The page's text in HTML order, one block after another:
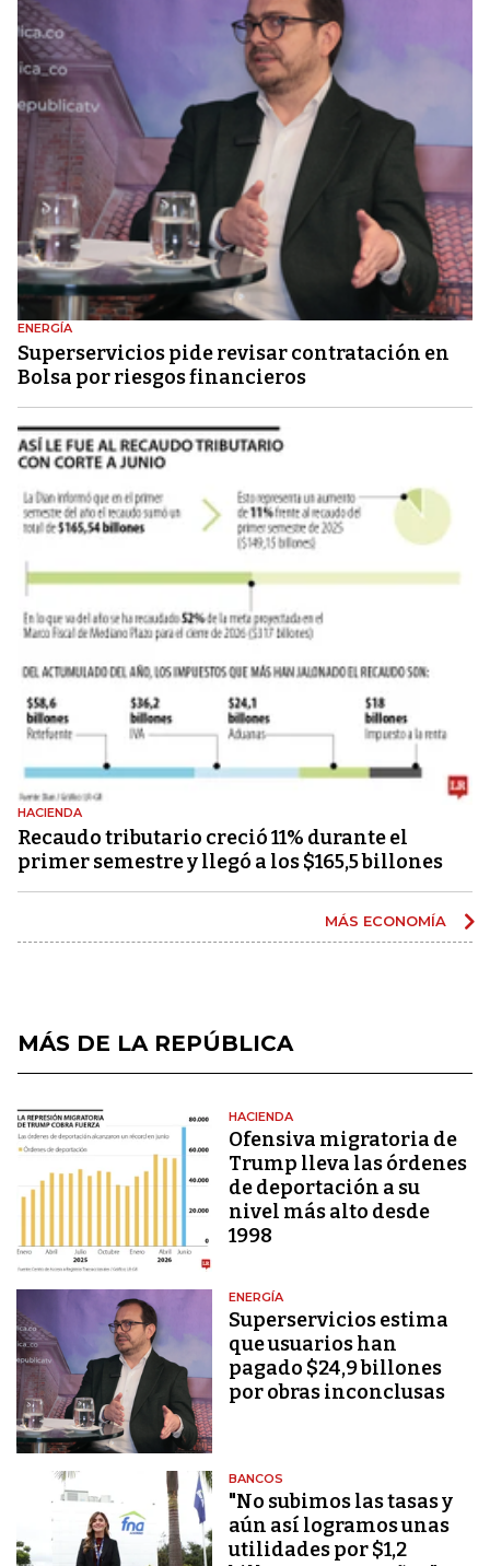
ENERGÍA
Superservicios pide revisar contratación en
Bolsa por riesgos financieros
HACIENDA
Recaudo tributario creció 11% durante el
primer semestre y llegó a los $165,5 billones
MÁS ECONOMÍA
MÁS DE LA REPÚBLICA
HACIENDA
Ofensiva migratoria de
Trump lleva las órdenes
de deportación a su
nivel más alto desde
1998
ENERGÍA
Superservicios estima
que usuarios han
pagado $24,9 billones
por obras inconclusas
BANCOS
"No subimos las tasas y
aún así logramos unas
utilidades por $1,2